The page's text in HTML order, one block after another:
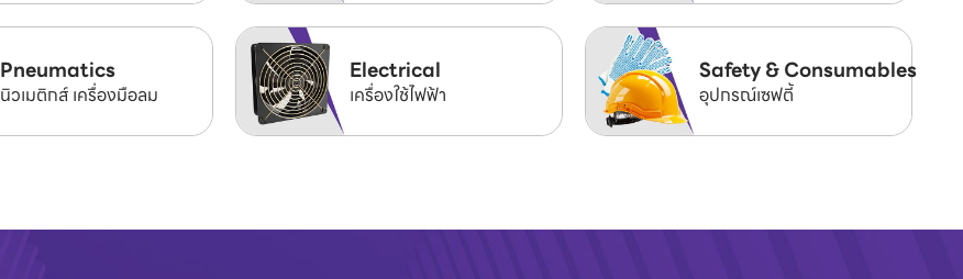
Pneumatics
นิวเมติกส์ เครื่องมือลม
Electrical
เครื่องใช้ไฟฟ้า
Safety & Consumables
อุปกรณ์เซฟตี้